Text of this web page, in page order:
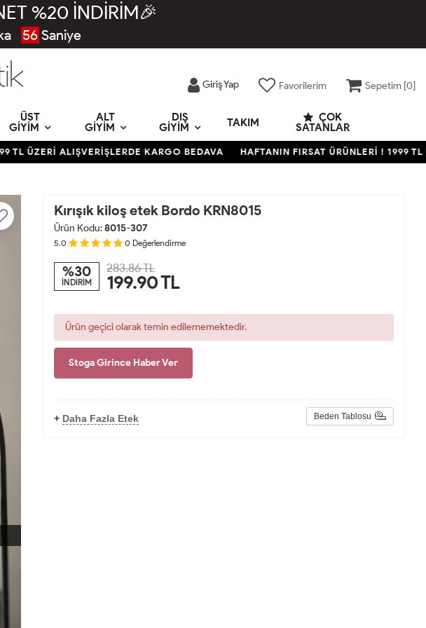
%20 İNDİRİM🎉
54 Saniye
Giriş Yap Favorilerim Sepetim [0]
ÜST
GIYIM
ALT
GIYIM
DIŞ
GIYIM
TAKIM
ÇOK
SATANLAR
ALIŞVERİŞLERDE KARGO BEDAVA HAFTANIN FIRSAT ÜRÜNLERİ ! 1999 TL
Kırışık kiloş etek Bordo KRN8015
Ürün Kodu:8015-307
5.0 0 Değerlendirme
%30
İNDİRİM
283.86 TL
199.90TL
Ürün geçici olarak temin edilememektedir.
Stoga Girince Haber Ver
+ Daha Fazla Etek Beden Tablosu